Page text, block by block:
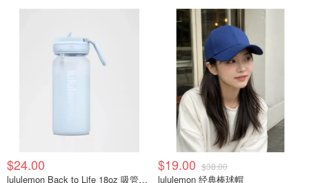
$24.00
lululemon Back to Life 18oz 吸管透明水瓶
$19.00 $38.00
lululemon 经典棒球帽